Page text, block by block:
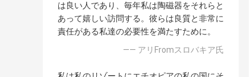
は良い人であり、毎年私は陶磁器をそれらと
あって嬉しい訪問する。彼らは良質と非常に
責任がある私達の必要性を満たすために。
—— アリFromスロバキア氏